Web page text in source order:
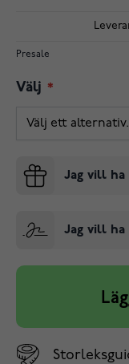
Presale
Välj
Jag vill ha
Jag vill ha